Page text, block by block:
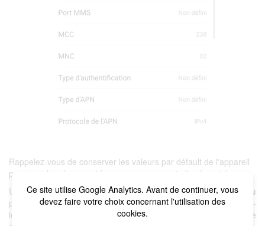
Ce site utilise Google Analytics. Avant de continuer, vous
devez faire votre choix concernant l'utilisation des
cookies.
Rappelez-vous de conserver les valeurs par défault de l'appareil
pour tous les champs vides que nous avons indiquées ci-dessus.
Une fois toutes ces données saisies, appuyez sur la toucheMenu
puis
Enregistrer. Si vous avez créé un nouvel APN, sélectionnez-
le. Enfin, le téléphone mobile bénéficiera à nouveau d'une